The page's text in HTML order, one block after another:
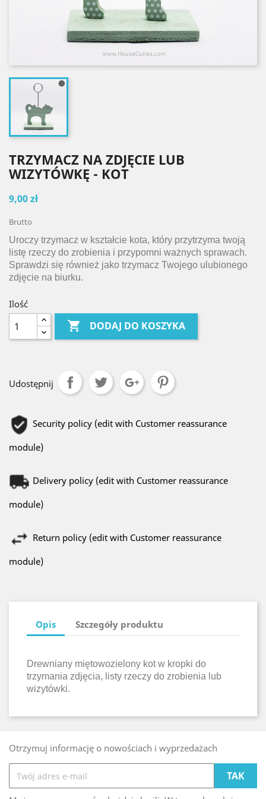
TRZYMACZ NA ZDJĘCIE LUB
WIZYTÓWKĘ - KOT
9,00 zł
Brutto
Uroczy trzymacz w kształcie kota, który przytrzyma twoją
listę rzeczy do zrobienia i przypomni ważnych sprawach.
Sprawdzi się również jako trzymacz Twojego ulubionego
zdjęcie na biurku.
Ilość
 DODAJ DO KOSZYKA
Udostępnij
Security policy (edit with Customer reassurance
module)
Delivery policy (edit with Customer reassurance
module)
Return policy (edit with Customer reassurance
module)
Opis Szczegóły produktu
Drewniany miętowozielony kot w kropki do
trzymania zdjęcia, listy rzeczy do zrobienia lub
wizytówki.
Otrzymuj informację o nowościach i wyprzedażach